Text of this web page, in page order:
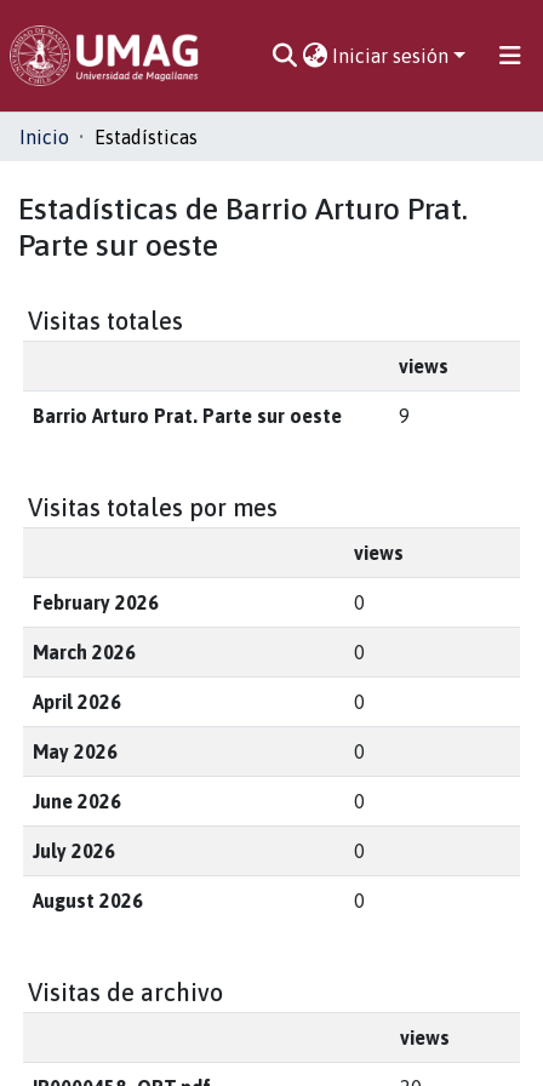
Iniciar sesión
Comunidades
Inicio Estadísticas
Estadísticas de Barrio Arturo Prat.
Parte sur oeste
Visitas totales
views
Barrio Arturo Prat. Parte sur oeste 9
Visitas totales por mes
views
February 2026 0
March 2026 0
April 2026 0
May 2026 0
June 2026 0
July 2026 0
August 2026 0
Visitas de archivo
views